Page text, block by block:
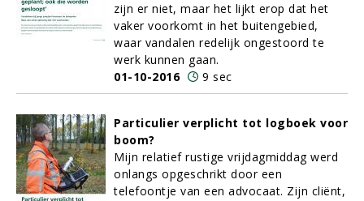
zijn er niet, maar het lijkt erop dat het
vaker voorkomt in het buitengebied,
waar vandalen redelijk ongestoord te
werk kunnen gaan.
01-10-2016
9 sec
Particulier verplicht tot logboek voor
boom?
Mijn relatief rustige vrijdagmiddag werd
onlangs opgeschrikt door een
telefoontje van een advocaat. Zijn cliënt,